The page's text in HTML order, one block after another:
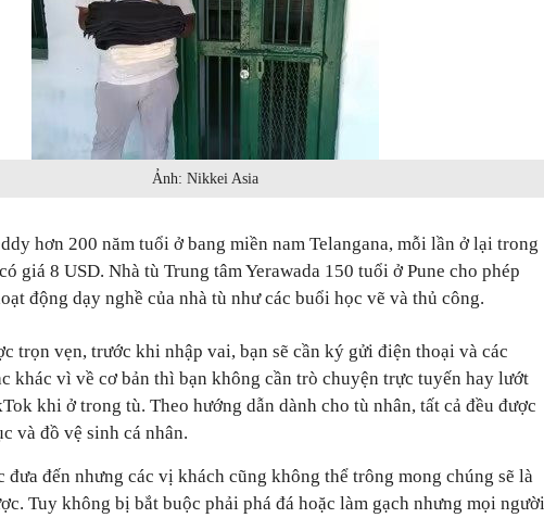
Ảnh: Nikkei Asia
hơn 200 năm tuổi ở bang miền nam Telangana, mỗi lần ở lại trong
giá 8 USD. Nhà tù Trung tâm Yerawada 150 tuổi ở Pune cho phép
động dạy nghề của nhà tù như các buổi học vẽ và thủ công.
trọn vẹn, trước khi nhập vai, bạn sẽ cần ký gửi điện thoại và các
khác vì về cơ bản thì bạn không cần trò chuyện trực tuyến hay lướt
khi ở trong tù. Theo hướng dẫn dành cho tù nhân, tất cả đều được
và đồ vệ sinh cá nhân.
đưa đến nhưng các vị khách cũng không thể trông mong chúng sẽ là
Tuy không bị bắt buộc phải phá đá hoặc làm gạch nhưng mọi người